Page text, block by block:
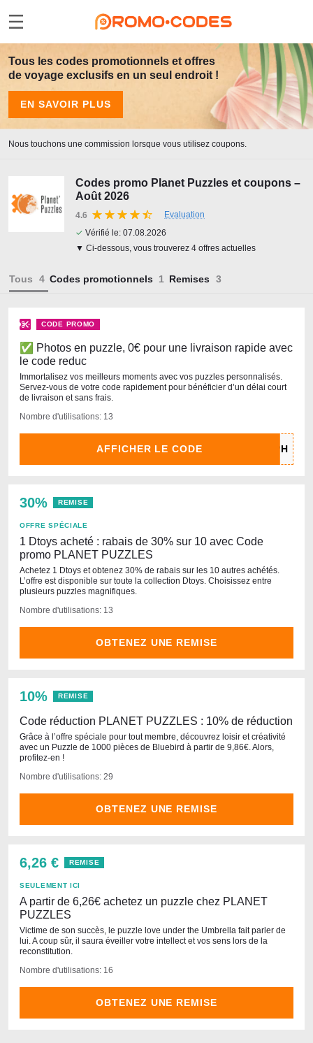
Tous les codes promotionnels et offres
de voyage exclusifs en un seul endroit !
EN SAVOIR PLUS
Nous touchons une commission lorsque vous utilisez coupons.
Codes promo Planet Puzzles et coupons –
Août 2026
4.6
Evaluation
✓ Vérifié le: 07.08.2026
▼ Ci-dessous, vous trouverez 4 offres actuelles
Tous Codes promotionnels Remises
CODE PROMO
✅ Photos en puzzle, 0€ pour une livraison rapide avec
le code reduc
Immortalisez vos meilleurs moments avec vos puzzles personnalisés.
Servez-vous de votre code rapidement pour bénéficier d’un délai court
de livraison et sans frais.
Nombre d'utilisations: 13
AFFICHER LE CODE
30% REMISE
OFFRE SPÉCIALE
1 Dtoys acheté : rabais de 30% sur 10 avec Code
promo PLANET PUZZLES
Achetez 1 Dtoys et obtenez 30% de rabais sur les 10 autres achétés.
L’offre est disponible sur toute la collection Dtoys. Choisissez entre
plusieurs puzzles magnifiques.
Nombre d'utilisations: 13
OBTENEZ UNE REMISE
10% REMISE
Code réduction PLANET PUZZLES : 10% de réduction
Grâce à l’offre spéciale pour tout membre, découvrez loisir et créativité
avec un Puzzle de 1000 pièces de Bluebird à partir de 9,86€. Alors,
profitez-en !
Nombre d'utilisations: 29
OBTENEZ UNE REMISE
6,26 € REMISE
SEULEMENT ICI
A partir de 6,26€ achetez un puzzle chez PLANET
PUZZLES
Victime de son succès, le puzzle love under the Umbrella fait parler de
lui. A coup sûr, il saura éveiller votre intellect et vos sens lors de la
reconstitution.
Nombre d'utilisations: 16
OBTENEZ UNE REMISE